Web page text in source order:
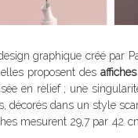
graphique créé par
elles proposent des
en relief ; une
décorés dans un style
mesurent 29,7 par